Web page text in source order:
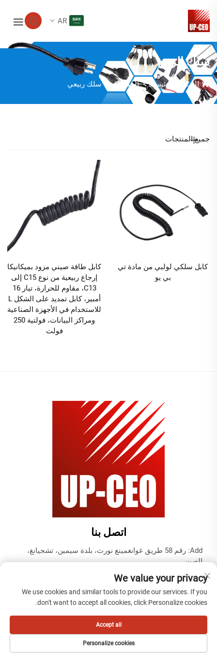
AR
سلك الربيع
الصفحة الرئيسية>المنتجات>سلك ربيعي
جميع المنتجات
كابل سلكي لولبي من مادة تي
بي يو
كابل طاقة صيني مزود بميكانيكا
إرجاع ربيعية من نوع C15 إلى
C13، مقاوم للحرارة، تيار 16
أمبير، كابل تمديد على الشكل L
للاستخدام في الأجهزة الصناعية
ومراكز البيانات، فولتية 250
فولت
اتصل بنا
Add: رقم 58 طريق غوانغمينغ نورث، بلدة سيمين، تشجيانغ،
الصين
هاتف:+86-19937679823
البريد الإلكتروني:[email protected]
سياسة الخصوصية
We value your privacy
We use cookies and similar tools to provide our services. If you
don't want to accept all cookies, click Personalize cookies.
Personalize cookies
Accept all